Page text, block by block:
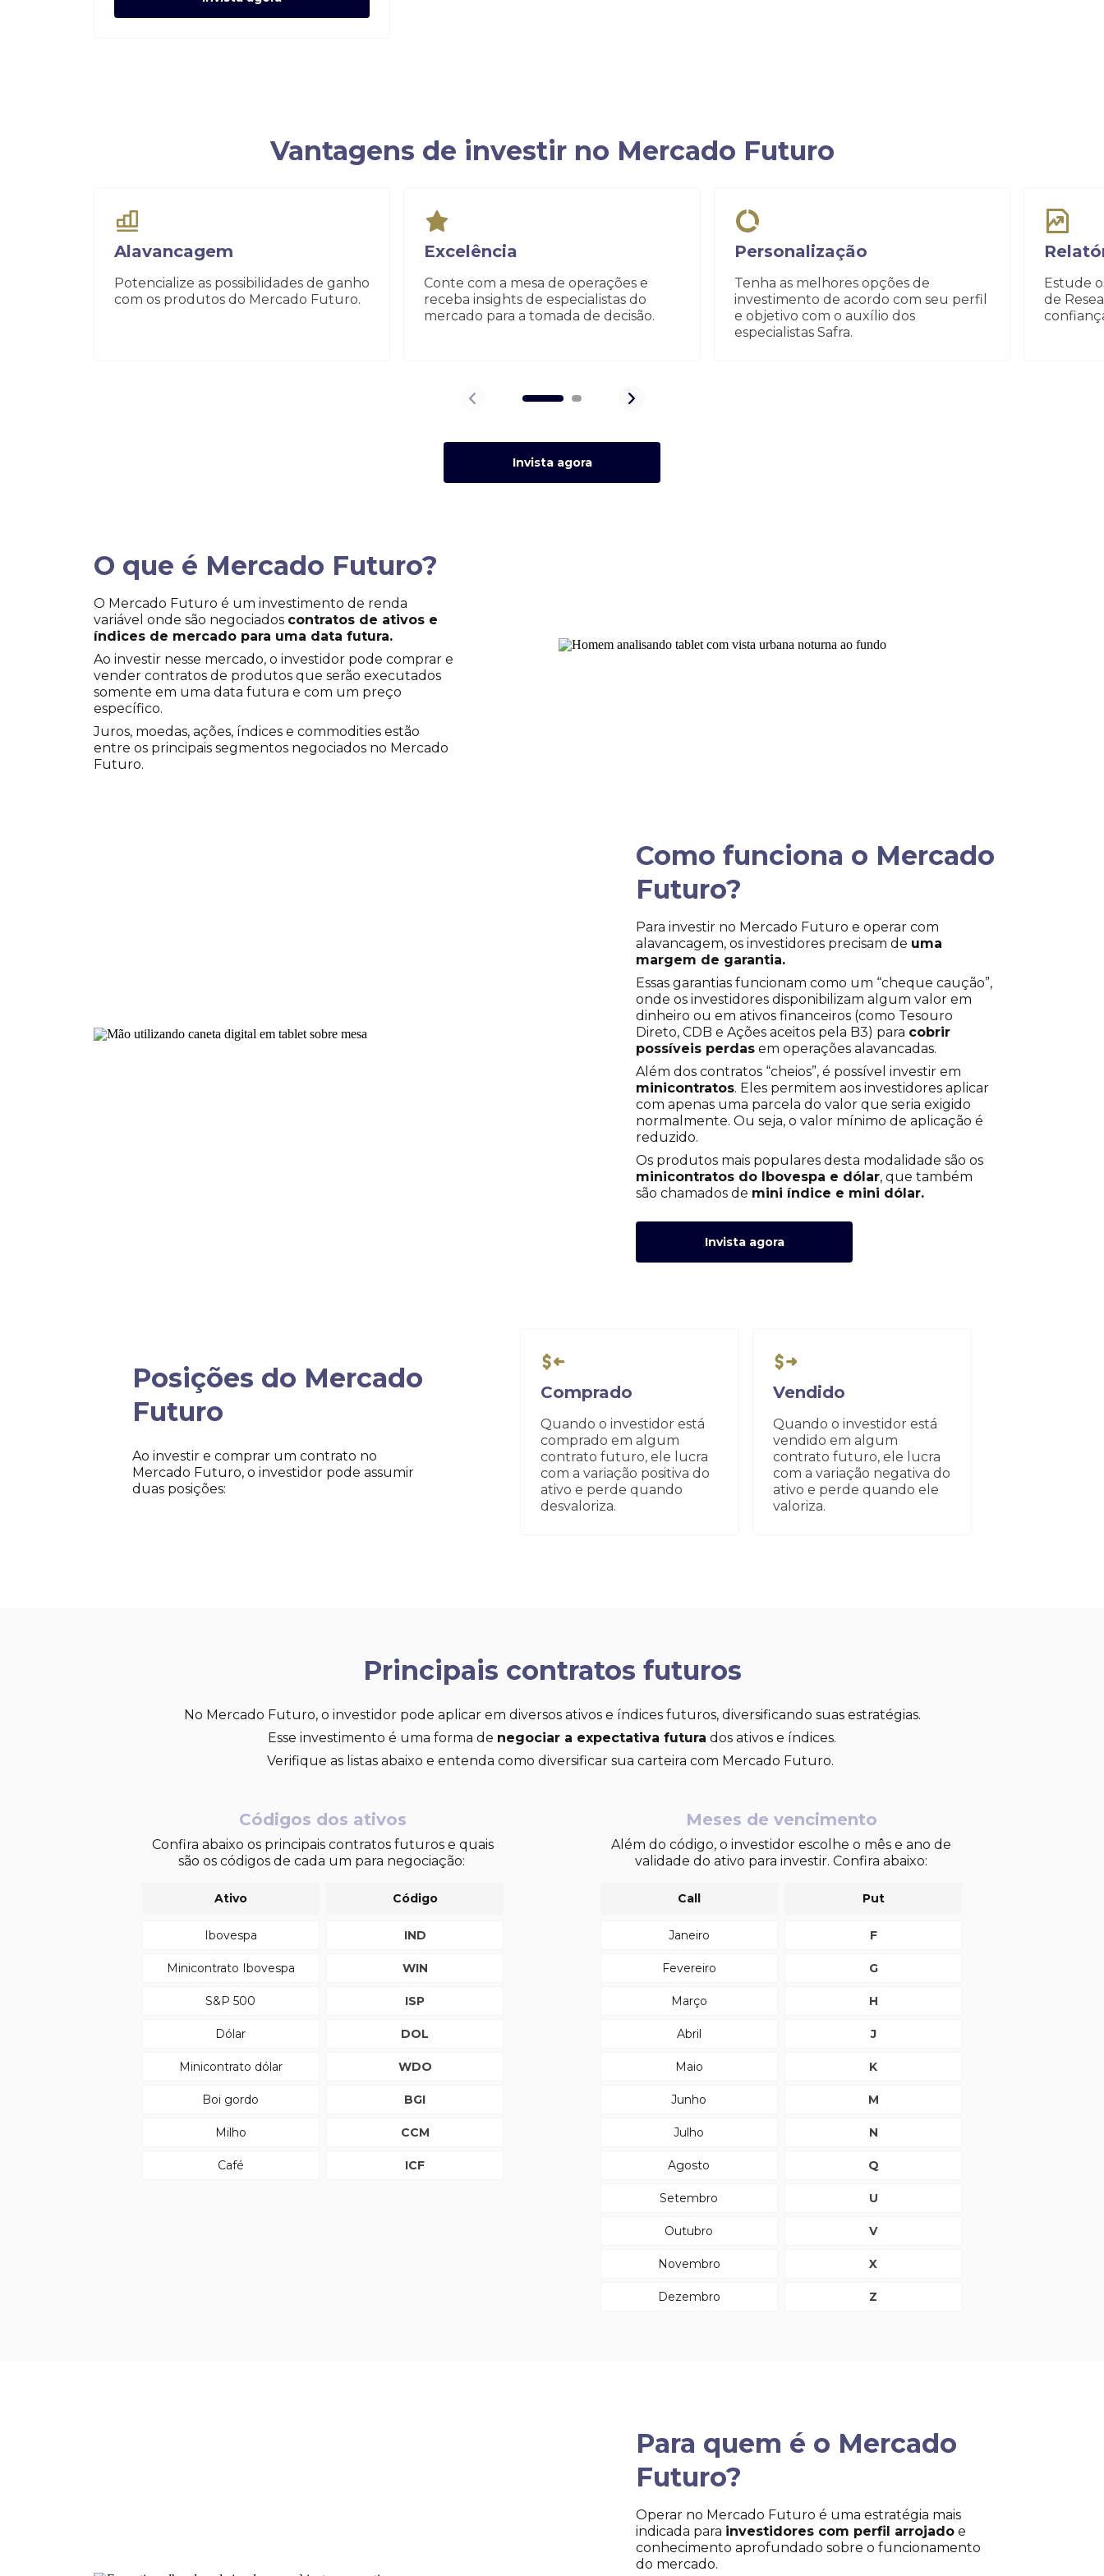
Open Finance
Derivativos
Vantagens de investir no Mercado Futuro
Alavancagem
Potencialize as possibilidades de ganho
com os produtos do Mercado Futuro.
Excelência
Conte com a mesa de operações e
receba insights de especialistas do
mercado para a tomada de decisão.
Personalização
Tenha as melhores opções de
investimento de acordo com seu perfil
e objetivo com o auxílio dos
especialistas Safra.
Estude
de
Invista agora
O que é Mercado Futuro?
O Mercado Futuro é um investimento de renda
variável onde são negociados contratos de ativos e
índices de mercado para uma data futura.
Ao investir nesse mercado, o investidor pode comprar e
vender contratos de produtos que serão executados
somente em uma data futura e com um preço
específico.
Juros, moedas, ações, índices e commodities estão
entre os principais segmentos negociados no Mercado
Futuro.
Como funciona o Mercado
Futuro?
Para investir no Mercado Futuro e operar com
alavancagem, os investidores precisam de uma
margem de garantia.
Essas garantias funcionam como um “cheque caução”,
onde os investidores disponibilizam algum valor em
dinheiro ou em ativos financeiros (como Tesouro
Direto, CDB e Ações aceitos pela B3) para cobrir
possíveis perdas em operações alavancadas.
Além dos contratos “cheios”, é possível investir em
minicontratos. Eles permitem aos investidores aplicar
com apenas uma parcela do valor que seria exigido
normalmente. Ou seja, o valor mínimo de aplicação é
reduzido.
Os produtos mais populares desta modalidade são os
minicontratos do Ibovespa e dólar, que também
são chamados de mini índice e mini dólar.
Invista agora
Posições do Mercado
Futuro
Ao investir e comprar um contrato no
Mercado Futuro, o investidor pode assumir
duas posições:
Comprado
Quando o investidor está
comprado em algum
contrato futuro, ele lucra
com a variação positiva do
ativo e perde quando
desvaloriza.
Vendido
Quando o investidor está
vendido em algum
contrato futuro, ele lucra
com a variação negativa do
ativo e perde quando ele
valoriza.
Principais contratos futuros
No Mercado Futuro, o investidor pode aplicar em diversos ativos e índices futuros, diversificando suas estratégias.
Esse investimento é uma forma de negociar a expectativa futura dos ativos e índices.
Verifique as listas abaixo e entenda como diversificar sua carteira com Mercado Futuro.
Códigos dos ativos
Confira abaixo os principais contratos futuros e quais
são os códigos de cada um para negociação:
Ativo Código
Ibovespa IND
Minicontrato Ibovespa WIN
S&P 500 ISP
Dólar DOL
Minicontrato dólar WDO
Boi gordo BGI
Milho CCM
Café ICF
Meses de vencimento
Além do código, o investidor escolhe o mês e ano de
validade do ativo para investir. Confira abaixo:
Call Put
Janeiro F
Fevereiro G
Março H
Abril J
Maio K
Junho M
Julho N
Agosto Q
Setembro U
Outubro V
Novembro X
Dezembro Z
Para quem é o Mercado
Futuro?
Operar no Mercado Futuro é uma estratégia mais
indicada para investidores com perfil arrojado e
conhecimento aprofundado sobre o funcionamento
do mercado.